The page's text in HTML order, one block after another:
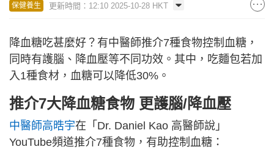
保健養生 更新時間：12:10 2025-10-28 HKT
降血糖吃甚麼好？有中醫師推介7種食物控制血糖，
同時有護腦、降血壓等不同功效。其中，吃麵包若加
入1種食材，血糖可以降低30%。
推介7大降血糖食物 更護腦/降血壓
中醫師高晧宇在「Dr. Daniel Kao 高醫師說」
YouTube頻道推介7種食物，有助控制血糖：